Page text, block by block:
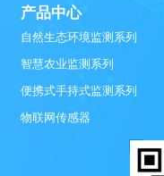
产品中心
自然生态环境监测系列
智慧农业监测系列
便携式手持式监测系列
物联网传感器